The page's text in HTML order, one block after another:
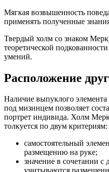
Мягкая возвышенность
применять полученные
Твердый холм со знаком
теоретической
умений.
Расположение
Наличие выпуклого
под мизинцем позволяет
портрет индивида. Холм
толкуется по двум критериям:
самостоятельный
размещению на руке;
значение в сочетании